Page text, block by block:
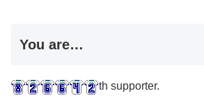
You are…
th supporter.